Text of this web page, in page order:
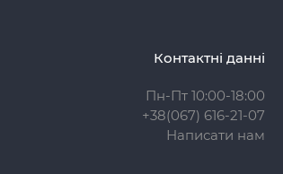
Контактні данні
Пн-Пт 10:00-18:00
+38(067) 616-21-07
Написати нам